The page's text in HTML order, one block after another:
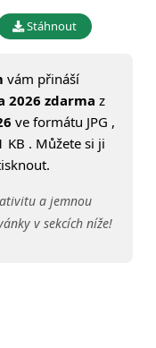
Stáhnout
vám přináší
2026 zdarma z
ve formátu JPG ,
KB . Můžete si ji
a jemnou
v sekcích níže!